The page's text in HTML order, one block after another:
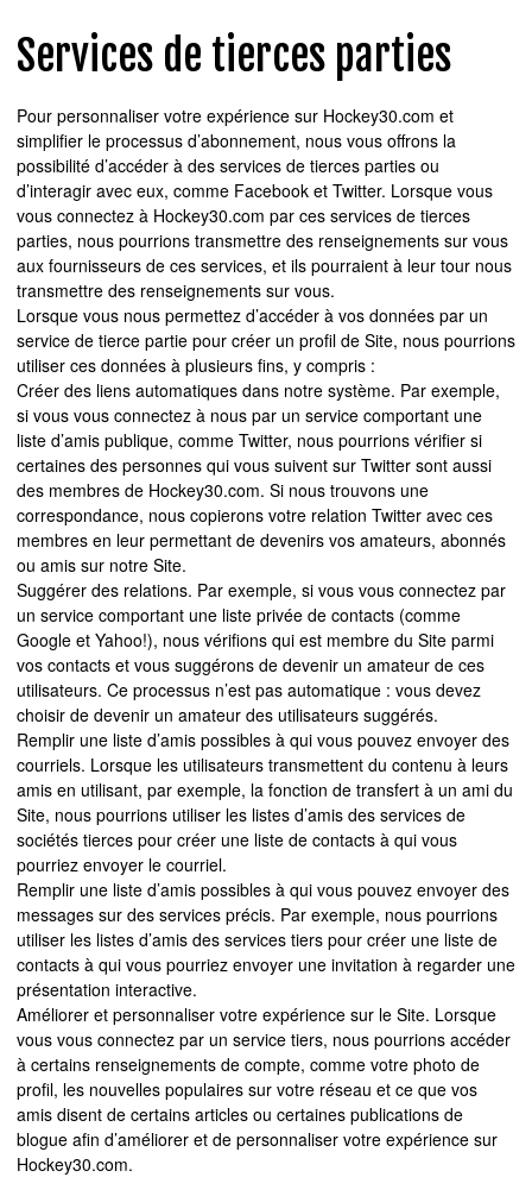
Services de tierces parties
Pour personnaliser votre expérience sur Hockey30.com et
simplifier le processus d’abonnement, nous vous offrons la
possibilité d’accéder à des services de tierces parties ou
d’interagir avec eux, comme Facebook et Twitter. Lorsque vous
vous connectez à Hockey30.com par ces services de tierces
parties, nous pourrions transmettre des renseignements sur vous
aux fournisseurs de ces services, et ils pourraient à leur tour nous
transmettre des renseignements sur vous.
Lorsque vous nous permettez d’accéder à vos données par un
service de tierce partie pour créer un profil de Site, nous pourrions
utiliser ces données à plusieurs fins, y compris :
Créer des liens automatiques dans notre système. Par exemple,
si vous vous connectez à nous par un service comportant une
liste d’amis publique, comme Twitter, nous pourrions vérifier si
certaines des personnes qui vous suivent sur Twitter sont aussi
des membres de Hockey30.com. Si nous trouvons une
correspondance, nous copierons votre relation Twitter avec ces
membres en leur permettant de devenirs vos amateurs, abonnés
ou amis sur notre Site.
Suggérer des relations. Par exemple, si vous vous connectez par
un service comportant une liste privée de contacts (comme
Google et Yahoo!), nous vérifions qui est membre du Site parmi
vos contacts et vous suggérons de devenir un amateur de ces
utilisateurs. Ce processus n’est pas automatique : vous devez
choisir de devenir un amateur des utilisateurs suggérés.
Remplir une liste d’amis possibles à qui vous pouvez envoyer des
courriels. Lorsque les utilisateurs transmettent du contenu à leurs
amis en utilisant, par exemple, la fonction de transfert à un ami du
Site, nous pourrions utiliser les listes d’amis des services de
sociétés tierces pour créer une liste de contacts à qui vous
pourriez envoyer le courriel.
Remplir une liste d’amis possibles à qui vous pouvez envoyer des
messages sur des services précis. Par exemple, nous pourrions
utiliser les listes d’amis des services tiers pour créer une liste de
contacts à qui vous pourriez envoyer une invitation à regarder une
présentation interactive.
Améliorer et personnaliser votre expérience sur le Site. Lorsque
vous vous connectez par un service tiers, nous pourrions accéder
à certains renseignements de compte, comme votre photo de
profil, les nouvelles populaires sur votre réseau et ce que vos
amis disent de certains articles ou certaines publications de
blogue afin d’améliorer et de personnaliser votre expérience sur
Hockey30.com.